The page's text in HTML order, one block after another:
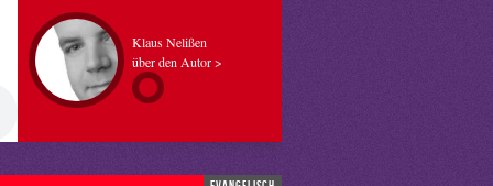
Klaus Nelißen
über den Autor >